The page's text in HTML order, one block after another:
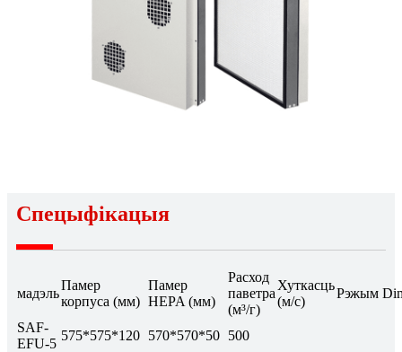
Спецыфікацыя
мадэль
Памер
корпуса (мм)
Памер
HEPA (мм)
Расход
паветра
(м³/г)
Хуткасць
(м/с)
Рэжым
SAF-
EFU-5
575*575*120 570*570*50 500